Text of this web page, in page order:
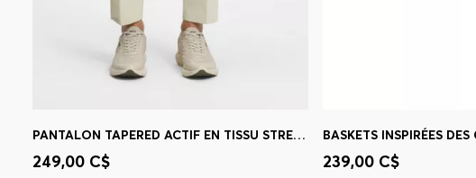
Achat rapide
taille)
PANTALON TAPERED ACTIF EN TISSU STRETCH DÉPERLANT
249,00 C$ Achat rapide
taille)
239,00 C$